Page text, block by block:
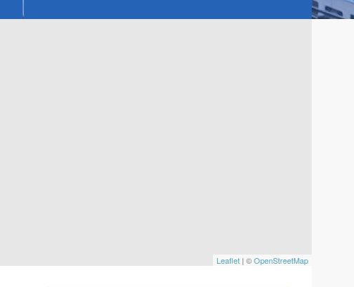
Leaflet | ©OpenStreetMap